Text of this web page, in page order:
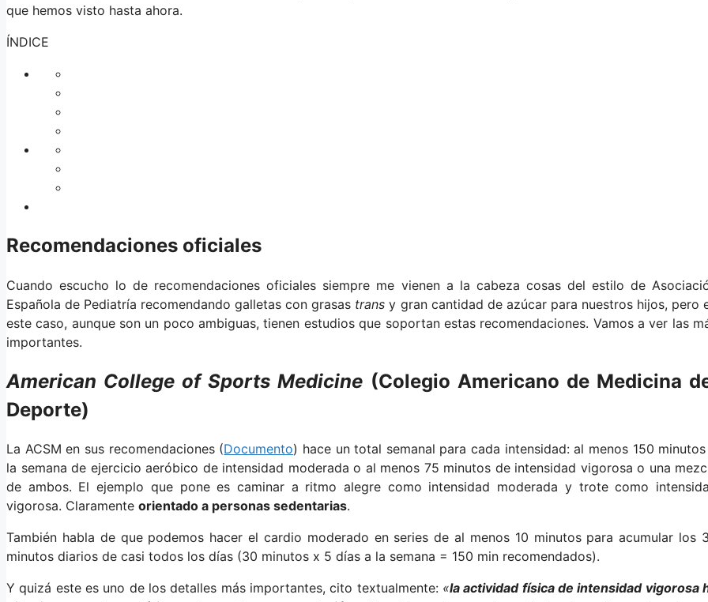
que hemos visto hasta ahora.
ÍNDICE
Recomendaciones oficiales
Cuando escucho lo de recomendaciones oficiales siempre me vienen a la cabeza cosas del estilo de
Española de Pediatría recomendando galletas con grasas trans y gran cantidad de azúcar para nuestros hijos, pero
este caso, aunque son un poco ambiguas, tienen estudios que soportan estas recomendaciones. Vamos a ver las
importantes.
American College of Sports Medicine (Colegio Americano de Medicina
Deporte)
La ACSM en sus recomendaciones (Documento) hace un total semanal para cada intensidad: al menos 150
la semana de ejercicio aeróbico de intensidad moderada o al menos 75 minutos de intensidad vigorosa o una
de ambos. El ejemplo que pone es caminar a ritmo alegre como intensidad moderada y trote como
vigorosa. Claramente orientado a personas sedentarias.
También habla de que podemos hacer el cardio moderado en series de al menos 10 minutos para acumular los
minutos diarios de casi todos los días (30 minutos x 5 días a la semana = 150 min recomendados).
Y quizá este es uno de los detalles más importantes, cito textualmente: «la actividad física de intensidad vigorosa